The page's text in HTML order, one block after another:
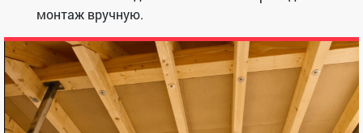
монтаж вручную.